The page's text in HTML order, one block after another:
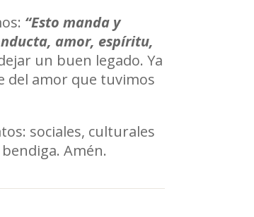
“Esto manda y
amor, espíritu,
un buen legado. Ya
del amor que tuvimos
sociales, culturales
Amén.